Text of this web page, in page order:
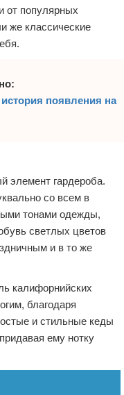
от популярных
же классические
появления на
элемент гардероба.
со всем в
тонами одежды,
светлых цветов
и в то же
калифорнийских
благодаря
и стильные кеды
ему нотку